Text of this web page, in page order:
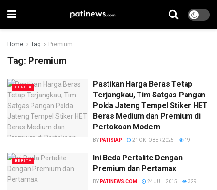
Home Tag Premium
Tag: Premium
BERITA
Pastikan Harga Beras Tetap
Terjangkau, Tim Satgas Pangan
Polda Jateng Tempel Stiker HET
Beras Medium dan Premium di
Pertokoan Modern
BY PATISIAP 21 OKTOBER 2025 19
BERITA
Ini Beda Pertalite Dengan
Premium dan Pertamax
BY PATINEWS.COM 24 JULI 2015 329